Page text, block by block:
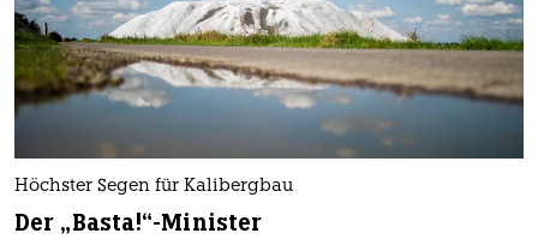
Höchster Segen für Kalibergbau
Der „Basta!“-Minister